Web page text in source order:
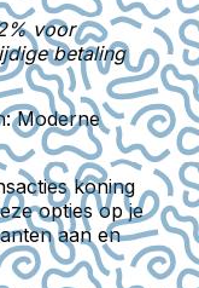
voor
betaling
Moderne
koning
opties op je
aan en